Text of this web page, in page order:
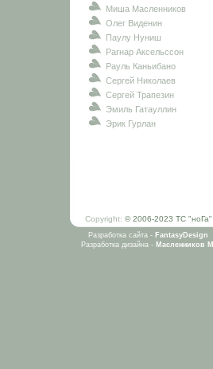
Миша Масленников
Олег Виденин
Паулу Нуниш
Рагнар Аксельссон
Рауль Каньибано
Сергей Николаев
Сергей Трапезин
Эмиль Гатауллин
Эрик Гурлан
Copyright: © 2006-2023 ТС "ноГа"
Разработка сайта - FantasyDesign
Разработка дизайна - Масленников М